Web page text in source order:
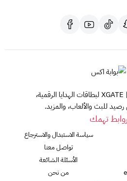
موسوعة بوابة إكس | XGATE لبطاقات الهدايا الرقمية،
للبث والألعاب، والمزيد.
روابط تهمك
سياسة الاستبدال والاسترجاع
تواصل معنا
الأسئلة الشائعة
من نحن